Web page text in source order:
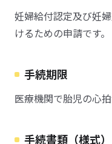
妊婦給付認定及び妊
けるための申請です。
手続期限
医療機関で胎児の心
手続書類（様式）